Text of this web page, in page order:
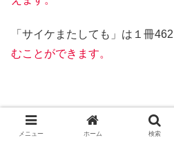
「サイケまたしても」は１冊462
むことができます。
※新規会員登録による無料トラ
メニュー ホーム 検索